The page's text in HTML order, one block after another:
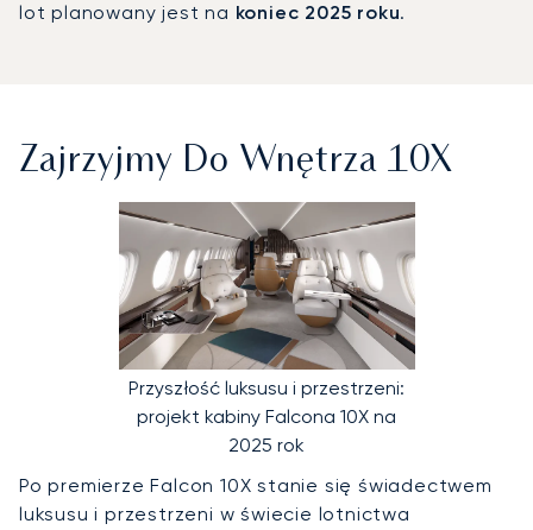
lot planowany jest na koniec 2025 roku.
Zajrzyjmy Do Wnętrza 10X
Przyszłość luksusu i przestrzeni:
projekt kabiny Falcona 10X na
2025 rok
Po premierze Falcon 10X stanie się świadectwem
luksusu i przestrzeni w świecie lotnictwa